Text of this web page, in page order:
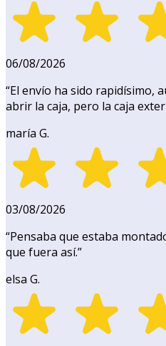
06/08/2026
“El envío ha sido rapidísimo,
abrir la caja, pero la caja
maría G.
03/08/2026
“Pensaba que estaba
que fuera así.”
elsa G.